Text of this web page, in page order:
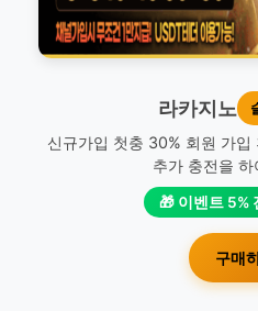
라카지노
신규가입 첫충 30% 회원 가
추가 충전을
🎁 이벤트 5%
구매